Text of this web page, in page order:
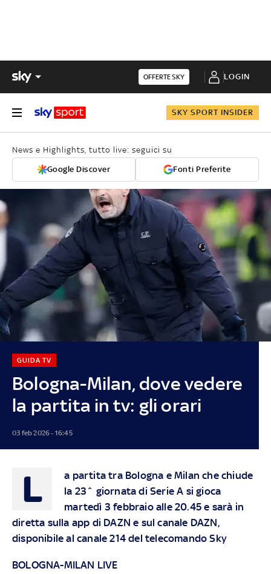
OFFERTE SKY LOGIN
SKY SPORT INSIDER
News e Highlights, tutto live: seguici su
Google Discover Fonti Preferite
Bologna-Milan, dove vedere
la partita in tv: gli orari
GUIDA TV
03 feb 2026 - 16:45
L
a partita tra Bologna e Milan che chiude
la 23^ giornata di Serie A si gioca
martedì 3 febbraio alle 20.45 e sarà in
diretta sulla app di DAZN e sul canale DAZN,
disponibile al canale 214 del telecomando Sky
BOLOGNA-MILAN LIVE